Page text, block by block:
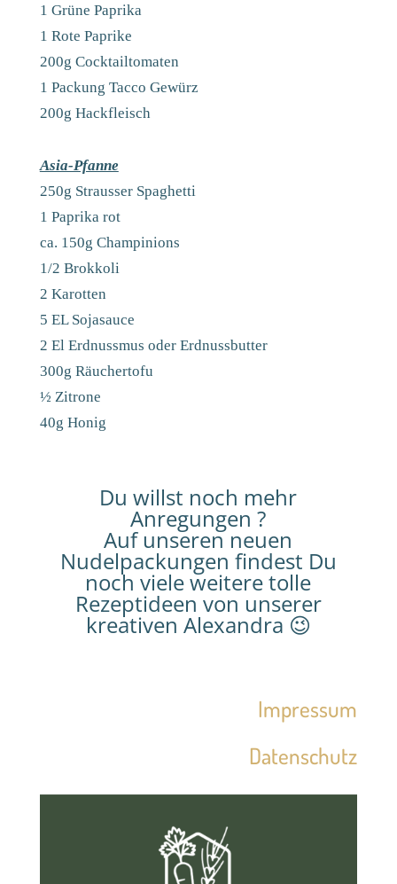
1 Grüne Paprika
1 Rote Paprike
200g Cocktailtomaten
1 Packung Tacco Gewürz
200g Hackfleisch
Asia-Pfanne
250g Strausser Spaghetti
1 Paprika rot
ca. 150g Champinions
1/2 Brokkoli
2 Karotten
5 EL Sojasauce
2 El Erdnussmus oder Erdnussbutter
300g Räuchertofu
½ Zitrone
40g Honig
Du willst noch mehr
Anregungen ?
Auf unseren neuen
Nudelpackungen findest Du
noch viele weitere tolle
Rezeptideen von unserer
kreativen Alexandra 😉
Impressum
Datenschutz